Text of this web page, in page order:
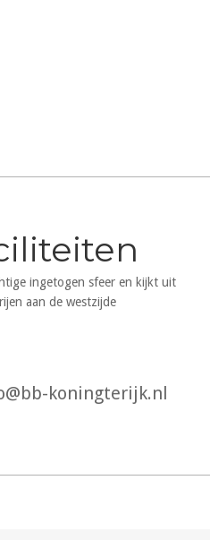
ingetogen sfeer en kijkt uit
aan de westzijde
koningterijk.nl